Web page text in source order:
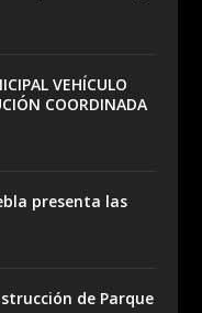
VEHÍCULO
COORDINADA
presenta las
de Parque